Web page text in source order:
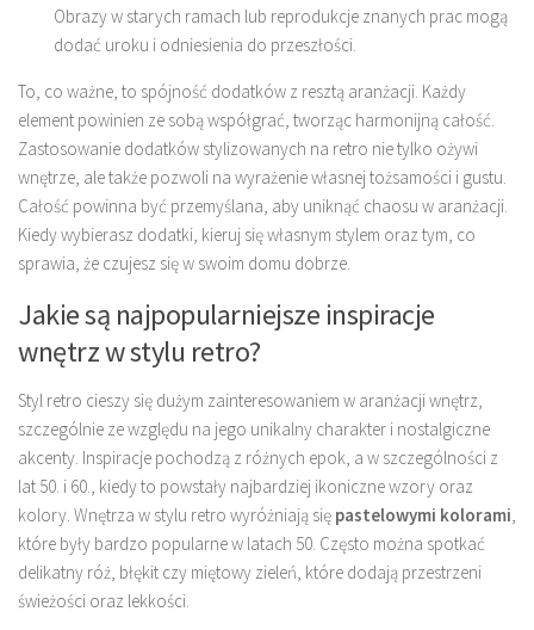
Obrazy w starych ramach lub reprodukcje znanych prac mogą
dodać uroku i odniesienia do przeszłości.
To, co ważne, to spójność dodatków z resztą aranżacji. Każdy
element powinien ze sobą współgrać, tworząc harmonijną całość.
Zastosowanie dodatków stylizowanych na retro nie tylko ożywi
wnętrze, ale także pozwoli na wyrażenie własnej tożsamości i gustu.
Całość powinna być przemyślana, aby uniknąć chaosu w aranżacji.
Kiedy wybierasz dodatki, kieruj się własnym stylem oraz tym, co
sprawia, że czujesz się w swoim domu dobrze.
Jakie są najpopularniejsze inspiracje
wnętrz w stylu retro?
Styl retro cieszy się dużym zainteresowaniem w aranżacji wnętrz,
szczególnie ze względu na jego unikalny charakter i nostalgiczne
akcenty. Inspiracje pochodzą z różnych epok, a w szczególności z
lat 50. i 60., kiedy to powstały najbardziej ikoniczne wzory oraz
kolory. Wnętrza w stylu retro wyróżniają się pastelowymi kolorami,
które były bardzo popularne w latach 50. Często można spotkać
delikatny róż, błękit czy miętowy zieleń, które dodają przestrzeni
świeżości oraz lekkości.